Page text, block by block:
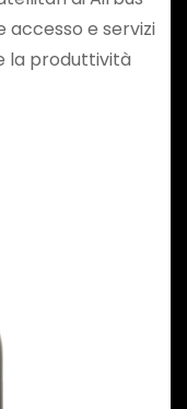
accesso e servizi
la produttività